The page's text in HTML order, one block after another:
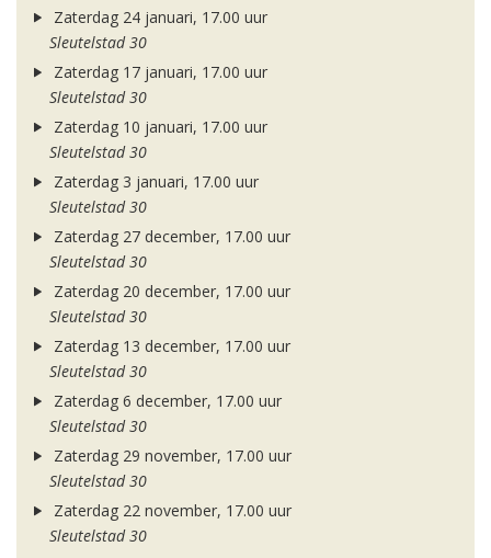
Zaterdag 24 januari, 17.00 uur
Sleutelstad 30
Zaterdag 17 januari, 17.00 uur
Sleutelstad 30
Zaterdag 10 januari, 17.00 uur
Sleutelstad 30
Zaterdag 3 januari, 17.00 uur
Sleutelstad 30
Zaterdag 27 december, 17.00 uur
Sleutelstad 30
Zaterdag 20 december, 17.00 uur
Sleutelstad 30
Zaterdag 13 december, 17.00 uur
Sleutelstad 30
Zaterdag 6 december, 17.00 uur
Sleutelstad 30
Zaterdag 29 november, 17.00 uur
Sleutelstad 30
Zaterdag 22 november, 17.00 uur
Sleutelstad 30